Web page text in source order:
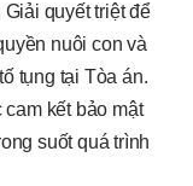
quyết triệt để
nuôi con và
tụng tại Tòa án.
kết bảo mật
suốt quá trình